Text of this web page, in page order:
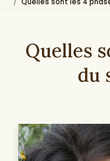
Quelles
du